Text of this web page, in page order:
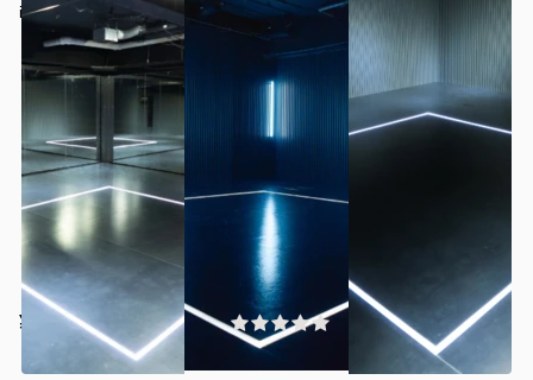
ガ/Youtuber
in thehouse / Hatagata "Shack"
¥6050 〜 ¥7040 /時間
幡ヶ谷駅 徒歩2分
東京都渋谷区幡ヶ谷2-8-15 1〜25名